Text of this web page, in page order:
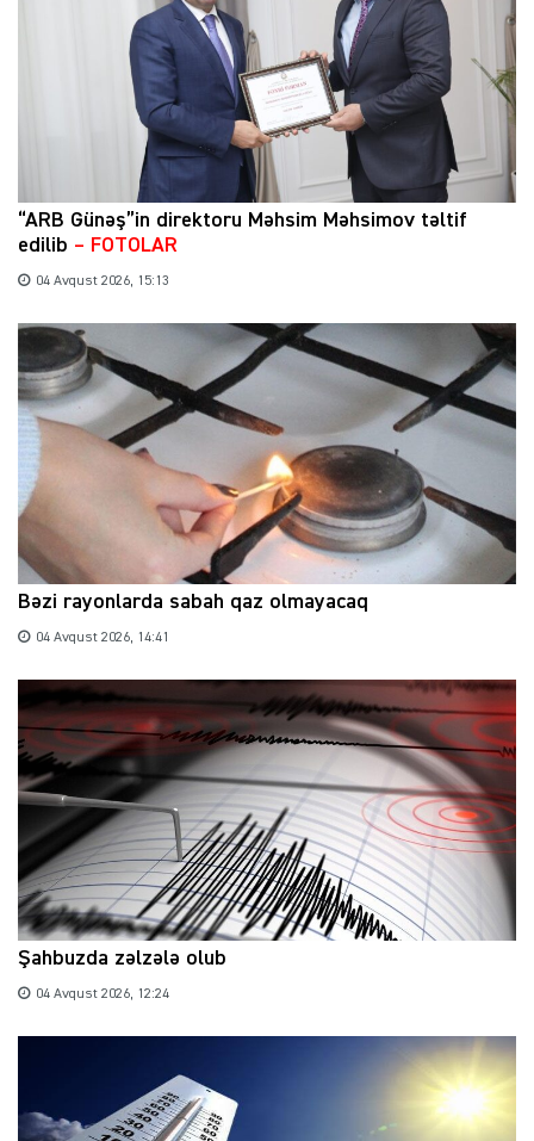
“ARB Günəş”in direktoru Məhsim Məhsimov təltif
edilib – FOTOLAR
04 Avqust 2026, 15:13
Bəzi rayonlarda sabah qaz olmayacaq
04 Avqust 2026, 14:41
Şahbuzda zəlzələ olub
04 Avqust 2026, 12:24